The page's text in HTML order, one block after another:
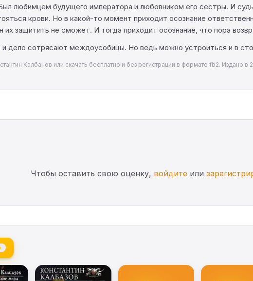
любимцем будущего императора и любовником его сестры. И
крови. Но в какой-то момент приходит осознание
их защитить не сможет. И тогда приходит осознание, что пора
дело сотрясают междоусобицы. Но ведь можно устроиться и в
Калбанов или скачать бесплатно и без регистрации в формате fb2. Издано
Чтобы оставить свою оценку, войдите или